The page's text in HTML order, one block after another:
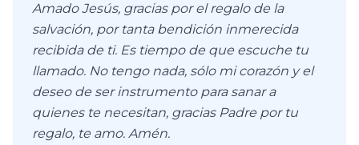
Amado Jesús, gracias por el regalo de la
salvación, por tanta bendición inmerecida
recibida de ti. Es tiempo de que escuche tu
llamado. No tengo nada, sólo mi corazón y el
deseo de ser instrumento para sanar a
quienes te necesitan, gracias Padre por tu
regalo, te amo. Amén.